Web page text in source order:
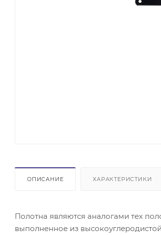
ОПИСАНИЕ ХАРАКТЕРИСТИКИ
Полотна являются аналогами тех
выполненное из